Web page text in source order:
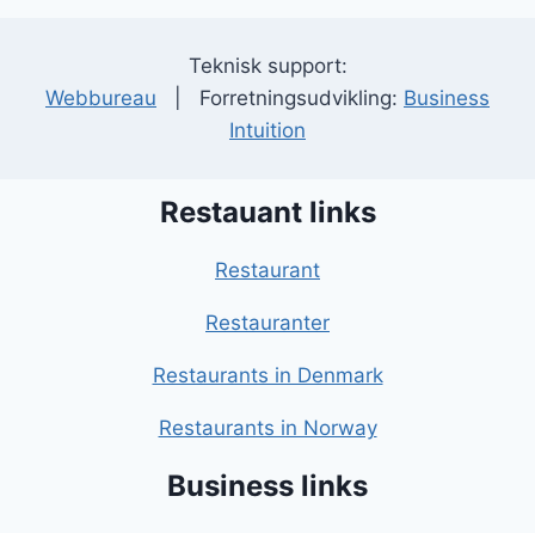
Teknisk support:
Webbureau | Forretningsudvikling: Business
Intuition
Restauant links
Restaurant
Restauranter
Restaurants in Denmark
Restaurants in Norway
Business links